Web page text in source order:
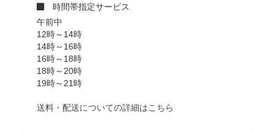
時間帯指定サービス
午前中
12時～14時
14時～16時
16時～18時
18時～20時
19時～21時
送料・配送についての詳細はこちら